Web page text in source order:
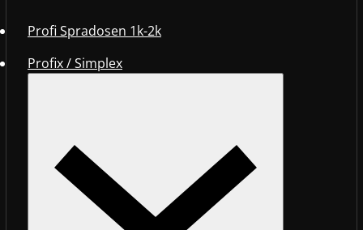
Profi Spradosen 1k-2k
Profix / Simplex